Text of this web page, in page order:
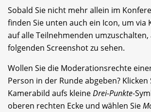
Sobald Sie nicht mehr allein im
finden Sie unten auch ein Icon, um via
auf alle Teilnehmenden umzuschalten,
folgenden Screenshot zu sehen.
Wollen Sie die Moderationsrechte
Person in der Runde abgeben? Klicken
Kamerabild aufs kleineDrei-Punkte-
oberen rechten Ecke und wählen Sie